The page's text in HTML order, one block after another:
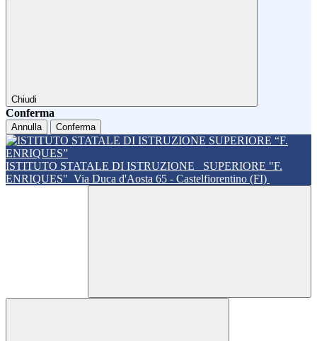
Chiudi
Conferma
Annulla Conferma
ISTITUTO STATALE DI ISTRUZIONE
SUPERIORE "F.
ENRIQUES" Via Duca d'Aosta 65 - Castelfiorentino (FI)